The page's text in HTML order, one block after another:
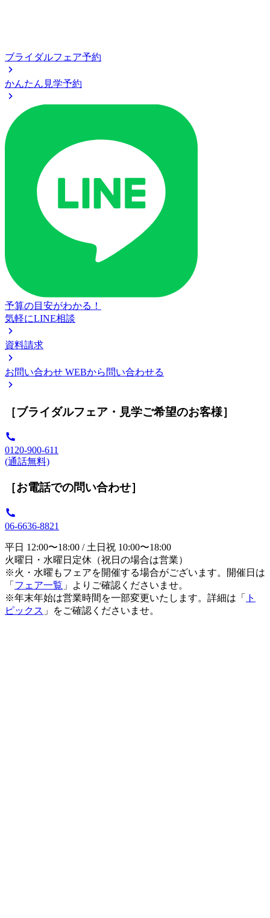
ブライダルフェア予約
かんたん見学予約
予算の目安がわかる！
気軽にLINE相談
資料請求
お問い合わせ WEBから問い合わせる
［ブライダルフェア・見学ご希望のお客様］
0120-900-611
(通話無料)
［お電話での問い合わせ］
06-6636-8821
平日 12:00〜18:00 / 土日祝 10:00〜18:00
火曜日・水曜日定休（祝日の場合は営業）
※火・水曜もフェアを開催する場合がございます。開催日は
「 フェア一覧 」よりご確認くださいませ。
※年末年始は営業時間を一部変更いたします。詳細は「
ト
ピックス 」をご確認くださいませ。